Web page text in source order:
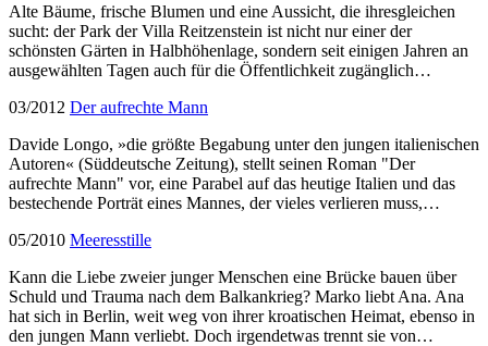
Alte Bäume, frische Blumen und eine Aussicht, die ihresgleichen
sucht: der Park der Villa Reitzenstein ist nicht nur einer der
schönsten Gärten in Halbhöhenlage, sondern seit einigen Jahren an
ausgewählten Tagen auch für die Öffentlichkeit zugänglich…
03/2012 Der aufrechte Mann
Davide Longo, »die größte Begabung unter den jungen italienischen
Autoren« (Süddeutsche Zeitung), stellt seinen Roman "Der
aufrechte Mann" vor, eine Parabel auf das heutige Italien und das
bestechende Porträt eines Mannes, der vieles verlieren muss,…
05/2010 Meeresstille
Kann die Liebe zweier junger Menschen eine Brücke bauen über
Schuld und Trauma nach dem Balkankrieg? Marko liebt Ana. Ana
hat sich in Berlin, weit weg von ihrer kroatischen Heimat, ebenso in
den jungen Mann verliebt. Doch irgendetwas trennt sie von…